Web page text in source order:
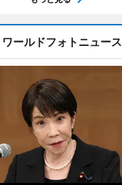
ワールドフォトニュース